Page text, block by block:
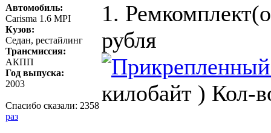
Автомобиль:
Carisma 1.6 MPI
Кузов:
Седан, рестайлинг
Трансмиссия:
АКПП
Год выпуска:
2003
Спасибо сказали: 2358
раз
1.
рубля
килобайт ) Кол-